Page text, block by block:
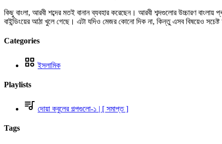
কিছু বাংলা, আরবী শব্দের মতই বানান ব্যবহার করেছেন। আরবী শব্দগুলোর উচ্চারণ
বাইন্ডিংয়ের আঠা খুলে গেছে। এটা যদিও মেজর কোনো দিক না, কিন্তু এসব বিষয়েও সচেষ্ট
Categories
ইসলামিক
Playlists
দোয়া কবুলের গল্পগুলো-১ | [ সমাপ্ত ]
Tags